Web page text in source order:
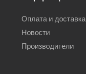
Оплата и доставка
Новости
Производители